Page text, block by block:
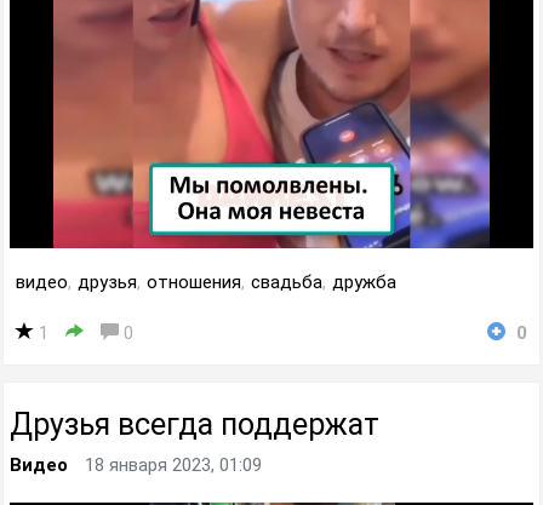
видео, друзья, отношения, свадьба, дружба
1 0 0
Друзья всегда поддержат
Видео 18 января 2023, 01:09